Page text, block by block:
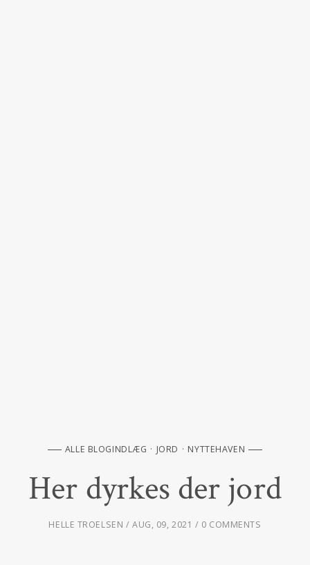
ALLE BLOGINDLÆG JORD NYTTEHAVEN
Her dyrkes der jord
HELLE TROELSEN AUG, 09, 2021 0 COMMENTS